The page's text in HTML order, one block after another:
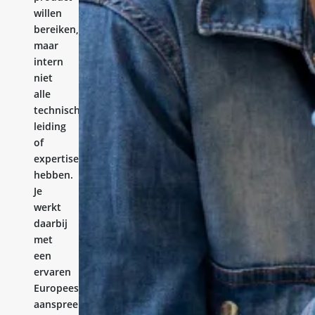
willen
bereiken,
maar
intern
niet
alle
technische
leiding
of
expertise
hebben.
Je
werkt
daarbij
met
een
ervaren
Europees
aanspreekpunt.